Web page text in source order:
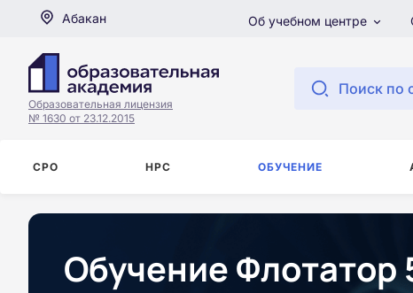
Абакан Об учебном центре
Образовательная лицензия
№ 1630 от 23.12.2015
Поиск по
СРО НРС ОБУЧЕНИЕ
Обучение Флотатор